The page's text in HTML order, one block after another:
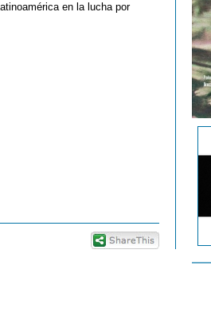
en la lucha por